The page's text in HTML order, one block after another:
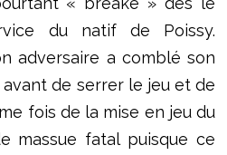
du natif de Poissy.
adversaire a comblé son
de serrer le jeu et de
fois de la mise en jeu du
massue fatal puisque ce